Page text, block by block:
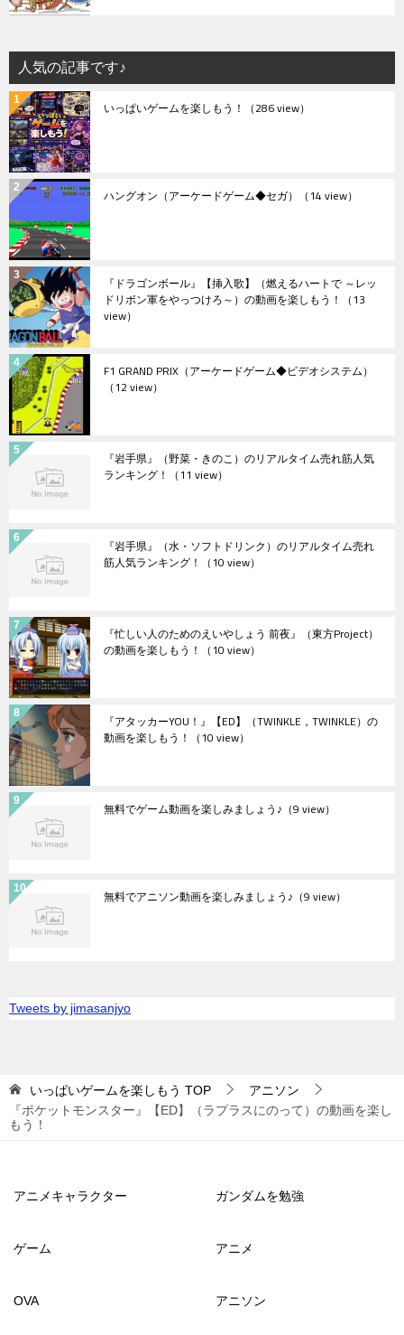
人気の記事です♪
いっぱいゲームを楽しもう！ （286 view）
ハングオン（アーケードゲーム◆セガ） （14 view）
『ドラゴンボール』【挿入歌】（燃えるハートで ～レッ
ドリボン軍をやっつけろ～）の動画を楽しもう！ （13
view）
F1 GRAND PRIX（アーケードゲーム◆ビデオシステム）
（12 view）
『岩手県』（野菜・きのこ）のリアルタイム売れ筋人気
ランキング！ （11 view）
『岩手県』（水・ソフトドリンク）のリアルタイム売れ
筋人気ランキング！ （10 view）
『忙しい人のためのえいやしょう 前夜』（東方Project）
の動画を楽しもう！ （10 view）
『アタッカーYOU！』【ED】（TWINKLE，TWINKLE）の
動画を楽しもう！ （10 view）
無料でゲーム動画を楽しみましょう♪ （9 view）
無料でアニソン動画を楽しみましょう♪ （9 view）
Tweets by jimasanjyo
いっぱいゲームを楽しもう TOP
アニソン
『ポケットモンスター』【ED】（ラプラスにのって）の動画を楽し
もう！
アニメキャラクター ガンダムを勉強
ゲーム アニメ
OVA アニソン